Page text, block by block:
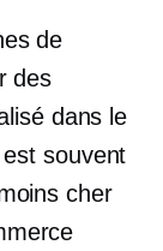
de
des
dans le
souvent
cher